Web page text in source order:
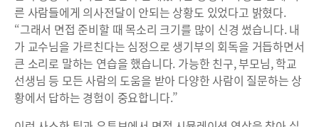
른 사람들에게 의사전달이 안되는 상황도 있었다고 밝혔다.
“그래서 면접 준비할 때 목소리 크기를 많이 신경 썼습니다. 내
가 교수님을 가르친다는 심정으로 생기부의 회독을 거듭하면서
큰 소리로 말하는 연습을 했습니다. 가능한 친구, 부모님, 학교
선생님 등 모든 사람의 도움을 받아 다양한 사람이 질문하는 상
황에서 답하는 경험이 중요합니다.”